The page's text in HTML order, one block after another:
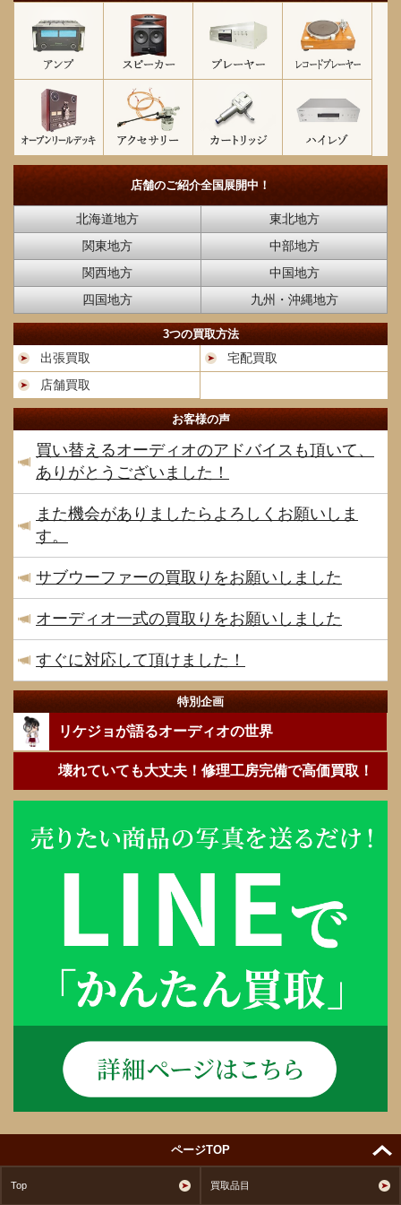
店舗のご紹介全国展開中！
北海道地方
東北地方
関東地方
中部地方
関西地方
中国地方
四国地方
九州・沖縄地方
3つの買取方法
出張買取
宅配買取
店舗買取
お客様の声
買い替えるオーディオのアドバイスも頂いて、
ありがとうございました！
また機会がありましたらよろしくお願いしま
す。
サブウーファーの買取りをお願いしました
オーディオ一式の買取りをお願いしました
すぐに対応して頂けました！
特別企画
リケジョが語るオーディオの世界
壊れていても大丈夫！修理工房完備で高価買取！
ページTOP
Top 買取品目